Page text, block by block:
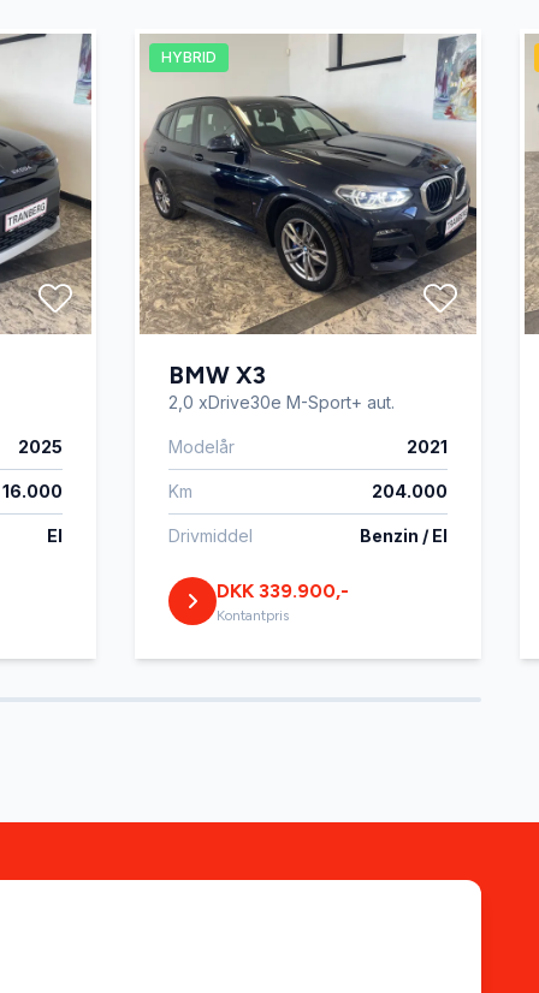
2025
16.000
El
HYBRID
BMW X3
2,0 xDrive30e M-Sport+ aut.
Modelår 2021
Km 204.000
Drivmiddel Benzin / El
DKK 339.900,-
Kontantpris